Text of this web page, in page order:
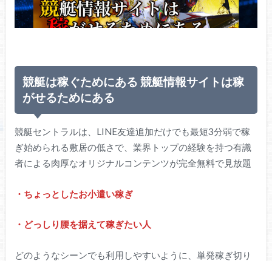
競艇は稼ぐためにある 競艇情報サイトは稼
がせるためにある
競艇セントラルは、LINE友達追加だけでも最短3分弱で稼
ぎ始められる敷居の低さで、業界トップの経験を持つ有識
者による肉厚なオリジナルコンテンツが完全無料で見放題
・ちょっとしたお小遣い稼ぎ
・どっしり腰を据えて稼ぎたい人
どのようなシーンでも利用しやすいように、単発稼ぎ切り